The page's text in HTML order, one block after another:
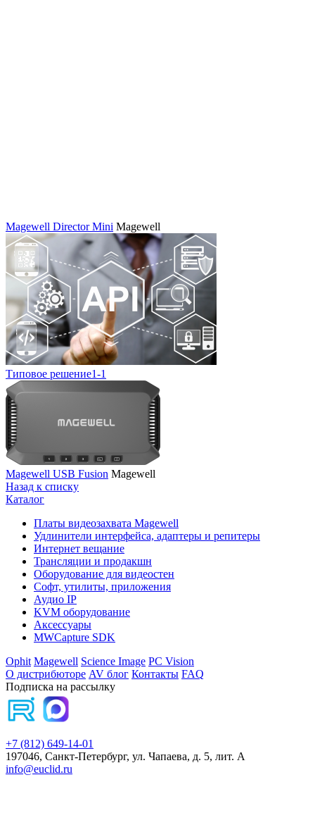
Magewell Director Mini Magewell
Типовое решение1-1
Magewell USB Fusion Magewell
Назад к списку
Каталог
Платы видеозахвата Magewell
Удлинители интерфейса, адаптеры и репитеры
Интернет вещание
Трансляции и продакшн
Оборудование для видеостен
Софт, утилиты, приложения
Аудио IP
KVM оборудование
Аксессуары
MWCapture SDK
Ophit Magewell Science Image PC Vision
О дистрибюторе AV блог Контакты FAQ
Подписка на рассылку
+7 (812) 649-14-01
197046, Санкт-Петербург, ул. Чапаева, д. 5, лит. А
info@euclid.ru